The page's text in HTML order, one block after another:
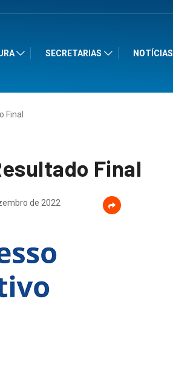
SECRETARIAS NOTÍCIAS
Final
Final
de 2022